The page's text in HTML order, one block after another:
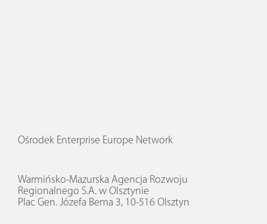
Ośrodek Enterprise Europe Network
Warmińsko-Mazurska Agencja Rozwoju
Regionalnego S.A. w Olsztynie
Plac Gen. Józefa Bema 3, 10-516 Olsztyn